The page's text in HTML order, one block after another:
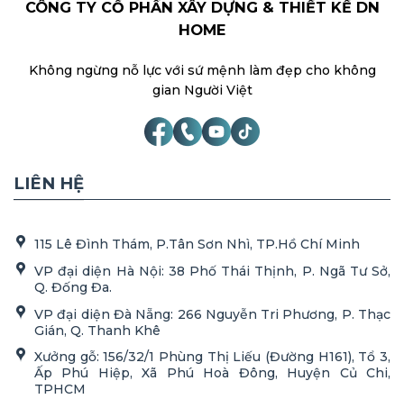
CÔNG TY CỔ PHẦN XÂY DỰNG & THIẾT KẾ DN
HOME
Không ngừng nỗ lực với sứ mệnh làm đẹp cho không
gian Người Việt
LIÊN HỆ
115 Lê Đình Thám, P.Tân Sơn Nhì, TP.Hồ Chí Minh
VP đại diện Hà Nội: 38 Phố Thái Thịnh, P. Ngã Tư Sở,
Q. Đống Đa.
VP đại diện Đà Nẵng: 266 Nguyễn Tri Phương, P. Thạc
Gián, Q. Thanh Khê
Xưởng gỗ: 156/32/1 Phùng Thị Liếu (Đường H161), Tổ 3,
Ấp Phú Hiệp, Xã Phú Hoà Đông, Huyện Củ Chi,
TPHCM